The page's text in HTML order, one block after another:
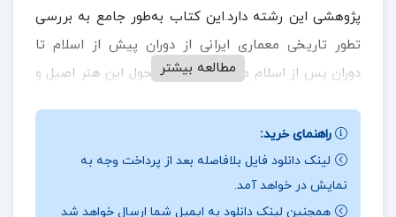
پژوهشی این رشته دارد.این کتاب به‌طور جامع به بررسی
تطور تاریخی معماری ایرانی از دوران پیش از اسلام تا
دوران پس از اسلام می‌پردازد و سیر تحول این هنر اصیل و
می‌دهد.در ادامه همراه
نقد و بررسی کتاب سبک شناسی معماری ایرانی دکتر
محمد کریم پیرنیا:
مطالعه بیشتر
راهنمای خرید:
لینک دانلود فایل بلافاصله بعد از پرداخت وجه به
نمایش در خواهد آمد.
همچنین لینک دانلود به ایمیل شما ارسال خواهد شد